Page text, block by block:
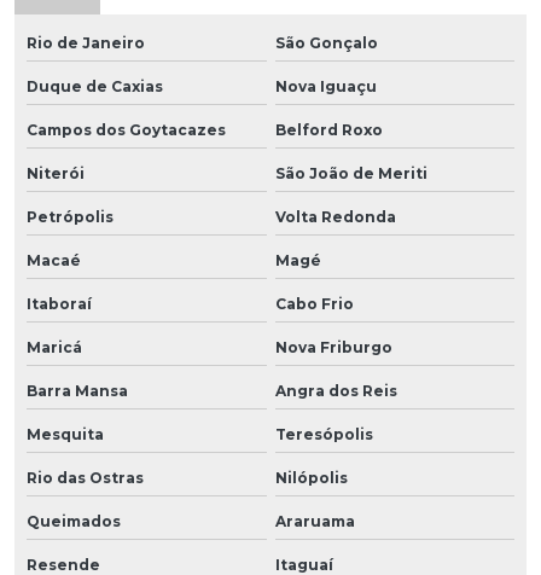
Rio de Janeiro São Gonçalo
Duque de Caxias Nova Iguaçu
Campos dos Goytacazes Belford Roxo
Niterói São João de Meriti
Petrópolis Volta Redonda
Macaé Magé
Itaboraí Cabo Frio
Maricá Nova Friburgo
Barra Mansa Angra dos Reis
Mesquita Teresópolis
Rio das Ostras Nilópolis
Queimados Araruama
Resende Itaguaí